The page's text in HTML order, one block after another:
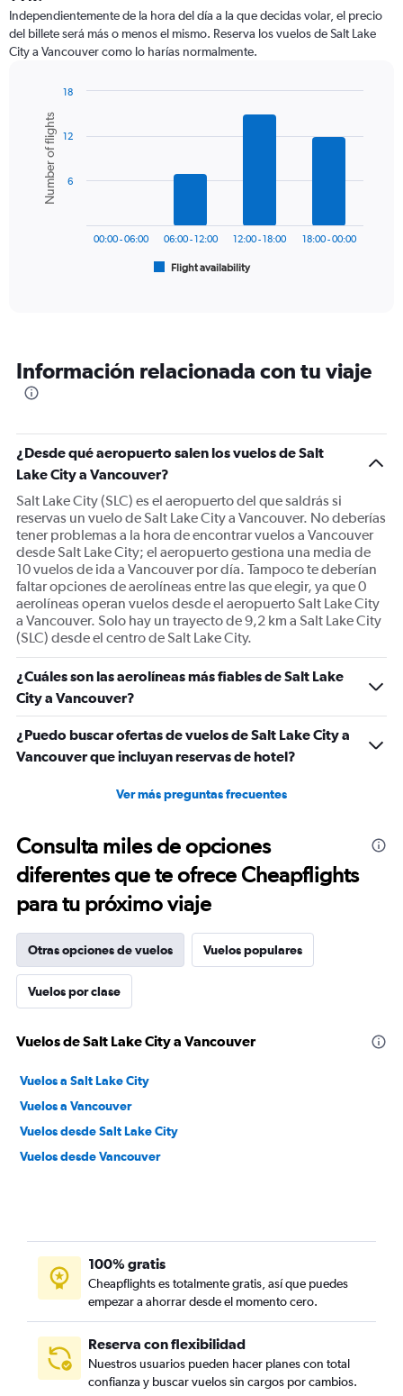
categories.
The
chart
axis
displaying
values.
Range:
Independientemente de la hora del día a la que decidas volar, el precio
del billete será más o menos el mismo. Reserva los vuelos de Salt Lake
City a Vancouver como lo harías normalmente.
chart
with
bars.
The
categories.
The
Y
axis
displaying
Number
of
flights.
Range:
0
to
18.
Chart
graphic.
Number of flights
Flight availability
00:00 - 06:00 06:00 - 12:00 12:00 - 18:00 18:00 - 00:00
6
12
18
Información relacionada con tu viaje
¿Desde qué aeropuerto salen los vuelos de Salt
Lake City a Vancouver?
Salt Lake City (SLC) es el aeropuerto del que saldrás si
reservas un vuelo de Salt Lake City a Vancouver. No deberías
tener problemas a la hora de encontrar vuelos a Vancouver
desde Salt Lake City; el aeropuerto gestiona una media de
10 vuelos de ida a Vancouver por día. Tampoco te deberían
faltar opciones de aerolíneas entre las que elegir, ya que 0
aerolíneas operan vuelos desde el aeropuerto Salt Lake City
a Vancouver. Solo hay un trayecto de 9,2 km a Salt Lake City
(SLC) desde el centro de Salt Lake City.
¿Cuáles son las aerolíneas más fiables de Salt Lake
City a Vancouver?
¿Puedo buscar ofertas de vuelos de Salt Lake City a
Vancouver que incluyan reservas de hotel?
Ver más preguntas frecuentes
Consulta miles de opciones
diferentes que te ofrece Cheapflights
para tu próximo viaje
Otras opciones de vuelos Vuelos populares
Vuelos por clase
Vuelos de Salt Lake City a Vancouver
Vuelos a Salt Lake City
Vuelos a Vancouver
Vuelos desde Salt Lake City
Vuelos desde Vancouver
100% gratis
Cheapflights es totalmente gratis, así que puedes
empezar a ahorrar desde el momento cero.
Reserva con flexibilidad
Nuestros usuarios pueden hacer planes con total
confianza y buscar vuelos sin cargos por cambios.